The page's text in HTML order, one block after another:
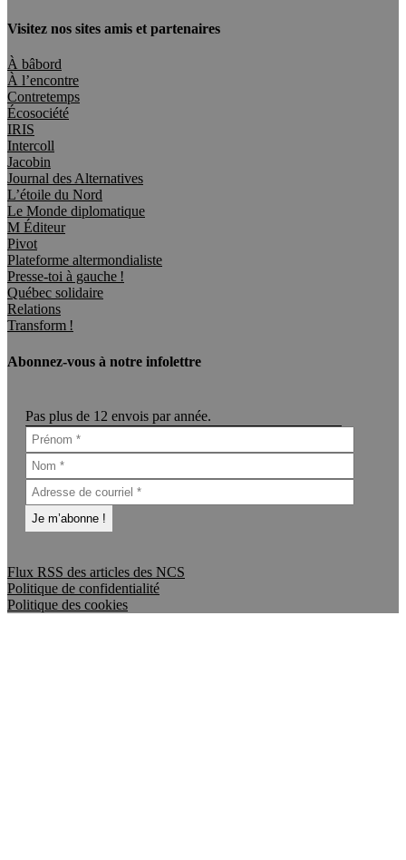
Visitez nos sites amis et partenaires
À bâbord
À l’encontre
Contretemps
Écosociété
IRIS
Intercoll
Jacobin
Journal des Alternatives
L’étoile du Nord
Le Monde diplomatique
M Éditeur
Pivot
Plateforme altermondialiste
Presse-toi à gauche !
Québec solidaire
Relations
Transform !
Abonnez-vous à notre infolettre
Pas plus de 12 envois par année.
Flux RSS des articles des NCS
Politique de confidentialité
Politique des cookies